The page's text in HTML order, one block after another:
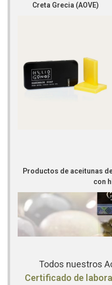
Creta Grecia (AOVE)
Productos de aceitunas
con
Todos nuestros
Certificado de